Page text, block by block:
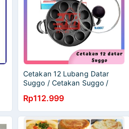
Cetakan 12 Lubang Datar
Suggo / Cetakan Suggo /
Martabak / Cake Pan
Rp112.999